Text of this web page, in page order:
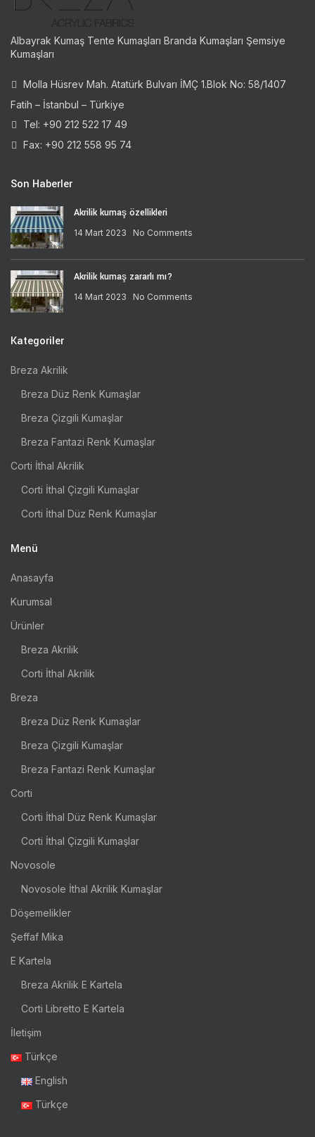
Albayrak Kumaş Tente Kumaşları Branda Kumaşları Şemsiye
Kumaşları
Molla Hüsrev Mah. Atatürk Bulvarı İMÇ 1.Blok No: 58/1407
Fatih – İstanbul – Türkiye
Tel: +90 212 522 17 49
Fax: +90 212 558 95 74
Son Haberler
Akrilik kumaş özellikleri
14 Mart 2023 No Comments
Akrilik kumaş zararlı mı?
14 Mart 2023 No Comments
Kategoriler
Breza Akrilik
Breza Düz Renk Kumaşlar
Breza Çizgili Kumaşlar
Breza Fantazi Renk Kumaşlar
Corti İthal Akrilik
Corti İthal Çizgili Kumaşlar
Corti İthal Düz Renk Kumaşlar
Menü
Anasayfa
Kurumsal
Ürünler
Breza Akrilik
Corti İthal Akrilik
Breza
Breza Düz Renk Kumaşlar
Breza Çizgili Kumaşlar
Breza Fantazi Renk Kumaşlar
Corti
Corti İthal Düz Renk Kumaşlar
Corti İthal Çizgili Kumaşlar
Novosole
Novosole İthal Akrilik Kumaşlar
Döşemelikler
Şeffaf Mika
E Kartela
Breza Akrilik E Kartela
Corti Libretto E Kartela
İletişim
Türkçe
English
Türkçe